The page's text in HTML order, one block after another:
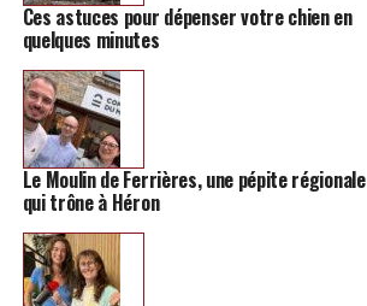
Ces astuces pour dépenser votre chien en
quelques minutes
Le Moulin de Ferrières, une pépite régionale
qui trône à Héron